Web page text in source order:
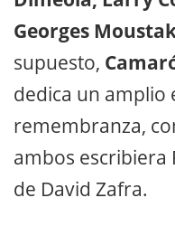
Georges
supuesto,
dedica un amplio
remembranza,
ambos escribiera
de David Zafra.